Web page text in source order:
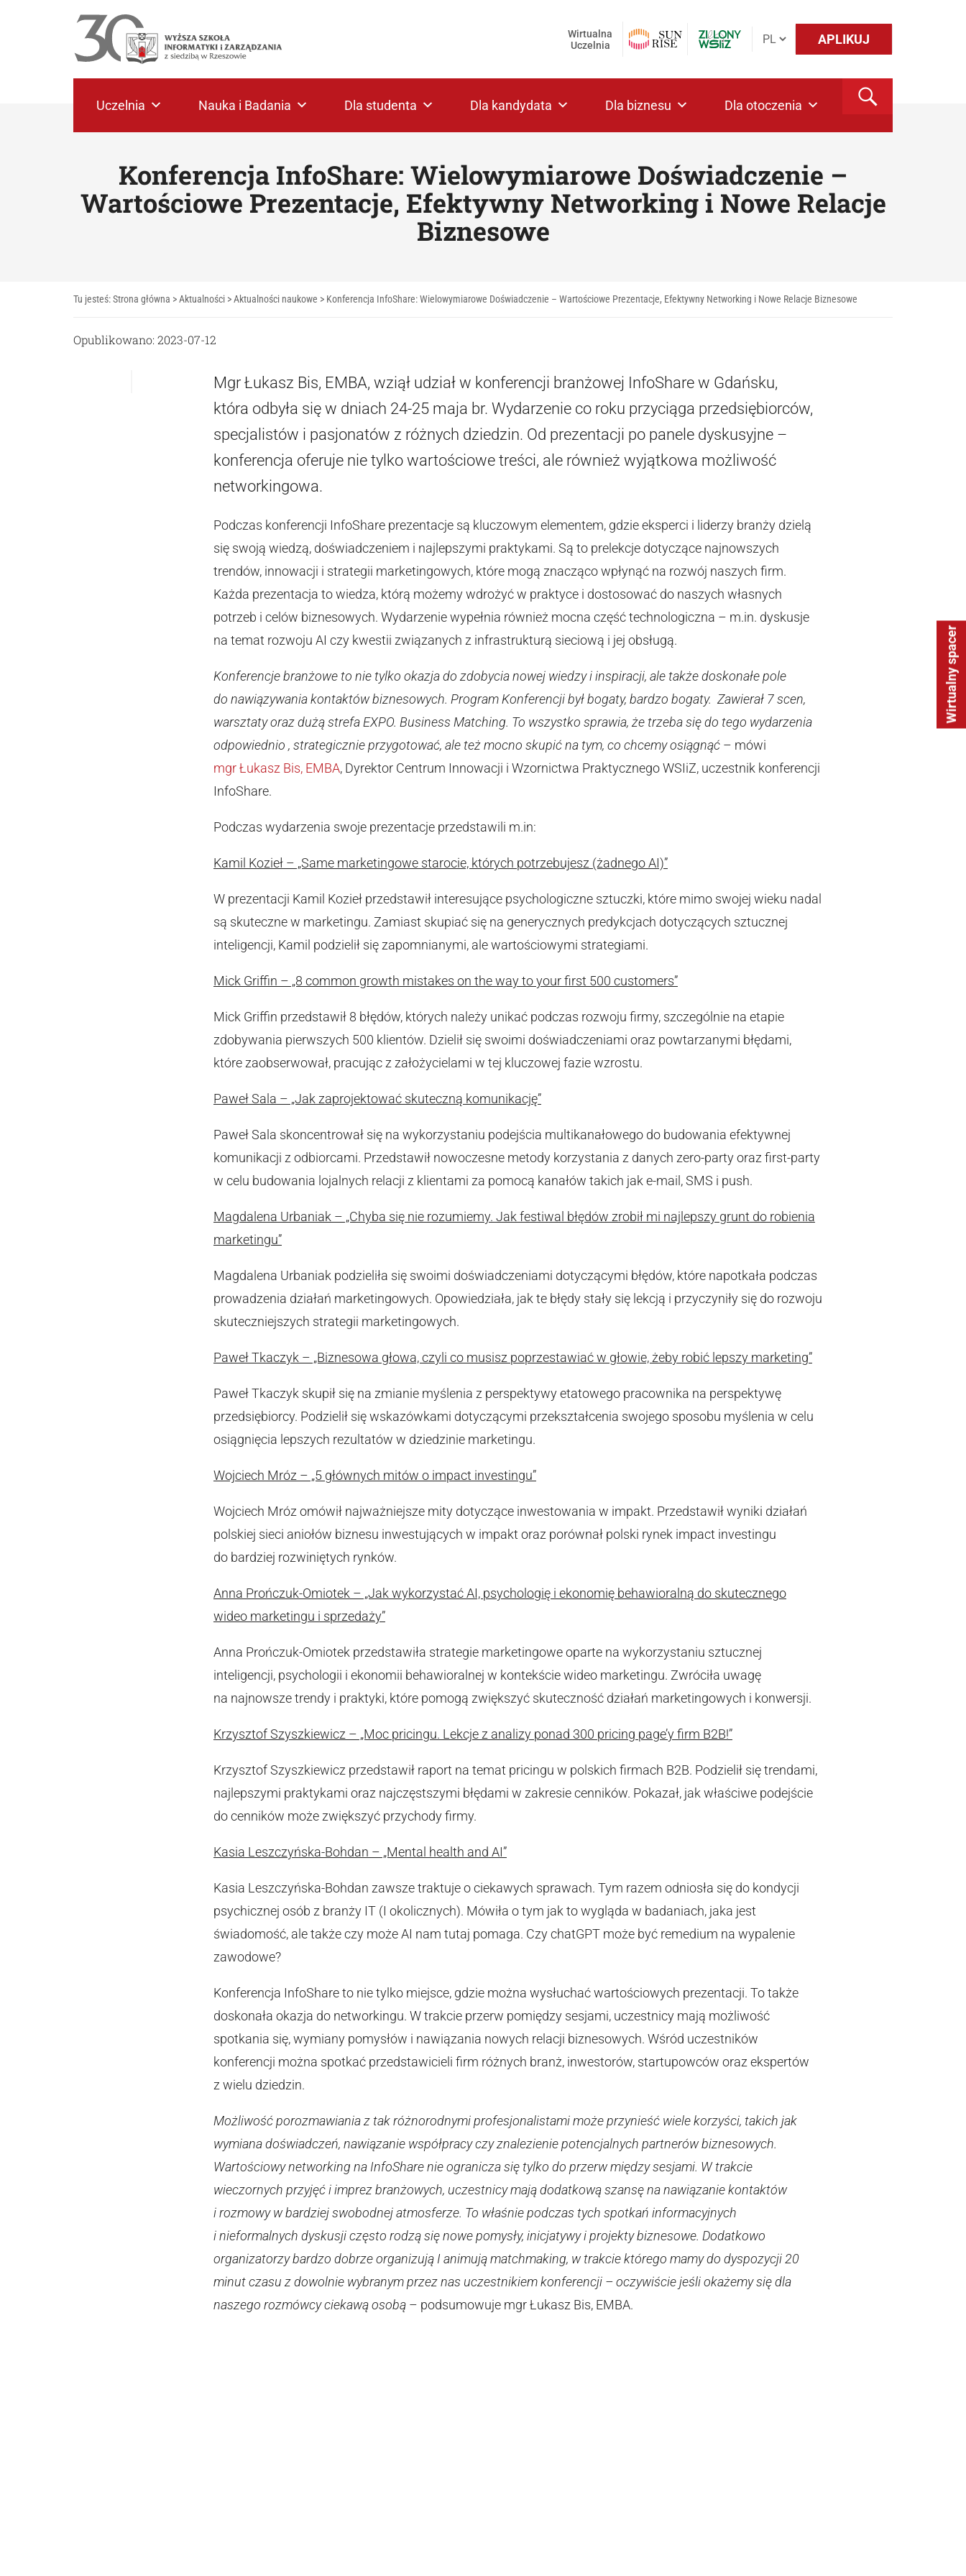
Wirtualny spacer
APLIKUJ
Wirtualna
Uczelnia
Uczelnia Nauka i Badania Dla studenta Dla kandydata Dla biznesu Dla otoczenia
Konferencja InfoShare: Wielowymiarowe Doświadczenie –
Wartościowe Prezentacje, Efektywny Networking i Nowe Relacje
Biznesowe
Tu jesteś:Strona główna >Aktualności >Aktualności naukowe > Konferencja InfoShare: Wielowymiarowe Doświadczenie – Wartościowe Prezentacje, Efektywny Networking i Nowe Relacje Biznesowe
Opublikowano: 2023-07-12
Mgr Łukasz Bis, EMBA, wziął udział w konferencji branżowej InfoShare w Gdańsku,
która odbyła się w dniach 24-25 maja br. Wydarzenie co roku przyciąga przedsiębiorców,
specjalistów i pasjonatów z różnych dziedzin. Od prezentacji po panele dyskusyjne –
konferencja oferuje nie tylko wartościowe treści, ale również wyjątkowa możliwość
networkingowa.
Podczas konferencji InfoShare prezentacje są kluczowym elementem, gdzie eksperci i liderzy branży dzielą
się swoją wiedzą, doświadczeniem i najlepszymi praktykami. Są to prelekcje dotyczące najnowszych
trendów, innowacji i strategii marketingowych, które mogą znacząco wpłynąć na rozwój naszych firm.
Każda prezentacja to wiedza, którą możemy wdrożyć w praktyce i dostosować do naszych własnych
potrzeb i celów biznesowych. Wydarzenie wypełnia również mocna część technologiczna – m.in. dyskusje
na temat rozwoju AI czy kwestii związanych z infrastrukturą sieciową i jej obsługą.
Konferencje branżowe to nie tylko okazja do zdobycia nowej wiedzy i inspiracji, ale także doskonałe pole
do nawiązywania kontaktów biznesowych. Program Konferencji był bogaty, bardzo bogaty. Zawierał 7 scen,
warsztaty oraz dużą strefa EXPO. Business Matching. To wszystko sprawia, że trzeba się do tego wydarzenia
odpowiednio , strategicznie przygotować, ale też mocno skupić na tym, co chcemy osiągnąć– mówi
mgr Łukasz Bis, EMBA, Dyrektor Centrum Innowacji i Wzornictwa Praktycznego WSIiZ, uczestnik konferencji
InfoShare.
Podczas wydarzenia swoje prezentacje przedstawili m.in:
Kamil Kozieł – „Same marketingowe starocie, których potrzebujesz (żadnego AI)”
W prezentacji Kamil Kozieł przedstawił interesujące psychologiczne sztuczki, które mimo swojej wieku nadal
są skuteczne w marketingu. Zamiast skupiać się na generycznych predykcjach dotyczących sztucznej
inteligencji, Kamil podzielił się zapomnianymi, ale wartościowymi strategiami.
Mick Griffin – „8 common growth mistakes on the way to your first 500 customers”
Mick Griffin przedstawił 8 błędów, których należy unikać podczas rozwoju firmy, szczególnie na etapie
zdobywania pierwszych 500 klientów. Dzielił się swoimi doświadczeniami oraz powtarzanymi błędami,
które zaobserwował, pracując z założycielami w tej kluczowej fazie wzrostu.
Paweł Sala – „Jak zaprojektować skuteczną komunikację”
Paweł Sala skoncentrował się na wykorzystaniu podejścia multikanałowego do budowania efektywnej
komunikacji z odbiorcami. Przedstawił nowoczesne metody korzystania z danych zero-party oraz first-party
w celu budowania lojalnych relacji z klientami za pomocą kanałów takich jak e-mail, SMS i push.
Magdalena Urbaniak – „Chyba się nie rozumiemy. Jak festiwal błędów zrobił mi najlepszy grunt do robienia
marketingu”
Magdalena Urbaniak podzieliła się swoimi doświadczeniami dotyczącymi błędów, które napotkała podczas
prowadzenia działań marketingowych. Opowiedziała, jak te błędy stały się lekcją i przyczyniły się do rozwoju
skuteczniejszych strategii marketingowych.
Paweł Tkaczyk – „Biznesowa głowa, czyli co musisz poprzestawiać w głowie, żeby robić lepszy marketing”
Paweł Tkaczyk skupił się na zmianie myślenia z perspektywy etatowego pracownika na perspektywę
przedsiębiorcy. Podzielił się wskazówkami dotyczącymi przekształcenia swojego sposobu myślenia w celu
osiągnięcia lepszych rezultatów w dziedzinie marketingu.
Wojciech Mróz – „5 głównych mitów o impact investingu”
Wojciech Mróz omówił najważniejsze mity dotyczące inwestowania w impakt. Przedstawił wyniki działań
polskiej sieci aniołów biznesu inwestujących w impakt oraz porównał polski rynek impact investingu
do bardziej rozwiniętych rynków.
Anna Prończuk-Omiotek – „Jak wykorzystać AI, psychologię i ekonomię behawioralną do skutecznego
wideo marketingu i sprzedaży”
Anna Prończuk-Omiotek przedstawiła strategie marketingowe oparte na wykorzystaniu sztucznej
inteligencji, psychologii i ekonomii behawioralnej w kontekście wideo marketingu. Zwróciła uwagę
na najnowsze trendy i praktyki, które pomogą zwiększyć skuteczność działań marketingowych i konwersji.
Krzysztof Szyszkiewicz – „Moc pricingu. Lekcje z analizy ponad 300 pricing page’y firm B2B!”
Krzysztof Szyszkiewicz przedstawił raport na temat pricingu w polskich firmach B2B. Podzielił się trendami,
najlepszymi praktykami oraz najczęstszymi błędami w zakresie cenników. Pokazał, jak właściwe podejście
do cenników może zwiększyć przychody firmy.
Kasia Leszczyńska-Bohdan – „Mental health and AI”
Kasia Leszczyńska-Bohdan zawsze traktuje o ciekawych sprawach. Tym razem odniosła się do kondycji
psychicznej osób z branży IT (I okolicznych). Mówiła o tym jak to wygląda w badaniach, jaka jest
świadomość, ale także czy może AI nam tutaj pomaga. Czy chatGPT może być remedium na wypalenie
zawodowe?
Konferencja InfoShare to nie tylko miejsce, gdzie można wysłuchać wartościowych prezentacji. To także
doskonała okazja do networkingu. W trakcie przerw pomiędzy sesjami, uczestnicy mają możliwość
spotkania się, wymiany pomysłów i nawiązania nowych relacji biznesowych. Wśród uczestników
konferencji można spotkać przedstawicieli firm różnych branż, inwestorów, startupowców oraz ekspertów
z wielu dziedzin.
Możliwość porozmawiania z tak różnorodnymi profesjonalistami może przynieść wiele korzyści, takich jak
wymiana doświadczeń, nawiązanie współpracy czy znalezienie potencjalnych partnerów biznesowych.
Wartościowy networking na InfoShare nie ogranicza się tylko do przerw między sesjami. W trakcie
wieczornych przyjęć i imprez branżowych, uczestnicy mają dodatkową szansę na nawiązanie kontaktów
i rozmowy w bardziej swobodnej atmosferze. To właśnie podczas tych spotkań informacyjnych
i nieformalnych dyskusji często rodzą się nowe pomysły, inicjatywy i projekty biznesowe. Dodatkowo
organizatorzy bardzo dobrze organizują I animują matchmaking, w trakcie którego mamy do dyspozycji 20
minut czasu z dowolnie wybranym przez nas uczestnikiem konferencji – oczywiście jeśli okażemy się dla
naszego rozmówcy ciekawą osobą– podsumowuje mgr Łukasz Bis, EMBA.